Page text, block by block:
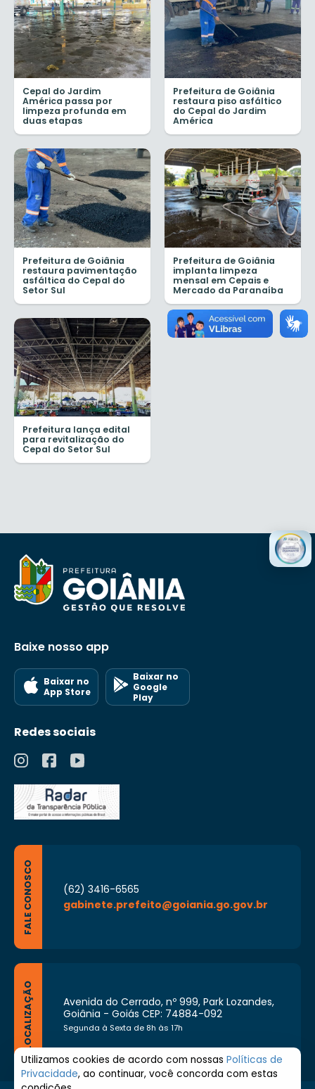
Cepal do Jardim
América passa por
limpeza profunda em
duas etapas
Prefeitura de Goiânia
restaura piso asfáltico
do Cepal do Jardim
América
Prefeitura de Goiânia
restaura pavimentação
asfáltica do Cepal do
Setor Sul
Prefeitura de Goiânia
implanta limpeza
mensal em Cepais e
Mercado da Paranaíba
Prefeitura lança edital
para revitalização do
Cepal do Setor Sul
Baixe nosso app
Baixar no
App Store
Baixar no
Google
Play
Redes sociais
FALE CONOSCO
(62) 3416-6565
gabinete.prefeito@goiania.go.gov.br
LOCALIZAÇÃO
Avenida do Cerrado, nº 999, Park Lozandes,
Goiânia - Goiás CEP: 74884-092
Segunda à Sexta de 8h às 17h
Utilizamos cookies de acordo com nossas Políticas de
Privacidade, ao continuar, você concorda com estas